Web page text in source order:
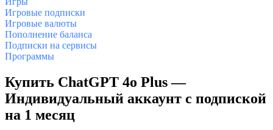
Игровые подписки
Игровые валюты
Пополнение баланса
Подписки на сервисы
Программы
Купить ChatGPT 4o Plus —
Индивидуальный аккаунт с подпиской
на 1 месяц